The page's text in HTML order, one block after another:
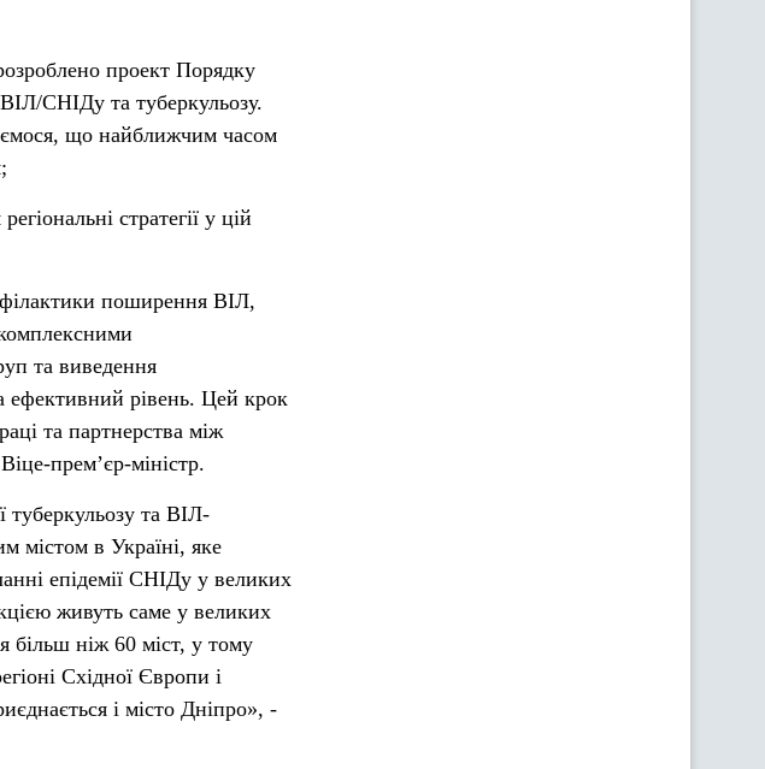
проект Порядку
СНІДу та туберкульозу.
що найближчим часом
стратегії у цій
поширення ВІЛ,
та виведення
ефективний рівень. Цей крок
та партнерства між
прем’єр-міністр.
та ВІЛ-
містом в Україні, яке
епідемії СНІДу у великих
живуть саме у великих
більш ніж 60 міст, у тому
Східної Європи і
і місто Дніпро», -